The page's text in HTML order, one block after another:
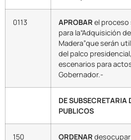
0113 APROBAR el proceso
para la“Adquisición
Madera”que serán
del palco
escenarios para
Gobernador.-
DE SUBSECRETARIA
PUBLICOS
150 ORDENAR